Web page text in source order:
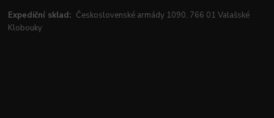
Expediční sklad: Československé armády 1090, 766 01 Valašské
Klobouky